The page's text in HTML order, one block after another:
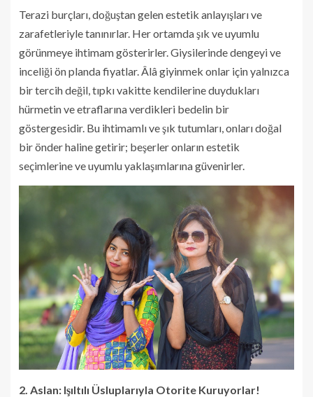
Terazi burçları, doğuştan gelen estetik anlayışları ve
zarafetleriyle tanınırlar. Her ortamda şık ve uyumlu
görünmeye ihtimam gösterirler. Giysilerinde dengeyi ve
inceliği ön planda fiyatlar. Âlâ giyinmek onlar için yalnızca
bir tercih değil, tıpkı vakitte kendilerine duydukları
hürmetin ve etraflarına verdikleri bedelin bir
göstergesidir. Bu ihtimamlı ve şık tutumları, onları doğal
bir önder haline getirir; beşerler onların estetik
seçimlerine ve uyumlu yaklaşımlarına güvenirler.
2. Aslan: Işıltılı Üsluplarıyla Otorite Kuruyorlar!